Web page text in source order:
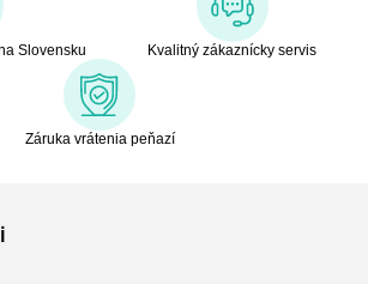
Slovensku Kvalitný zákaznícky servis
Záruka vrátenia peňazí